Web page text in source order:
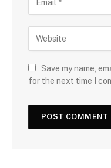
Save my name,
for the next time I